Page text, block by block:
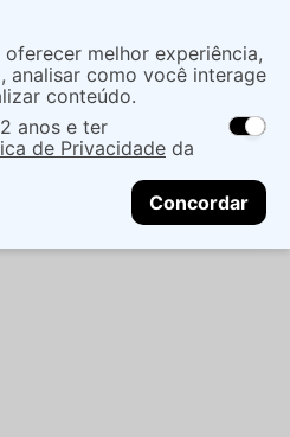
localização
de entrega variam de
Não sei meu CEP
CONTINUAR
Desodorante
COLÔNIA EUDORA
melhor experiência,
analisar como você interage
conteúdo.
anos e ter
de Privacidade da
Concordar